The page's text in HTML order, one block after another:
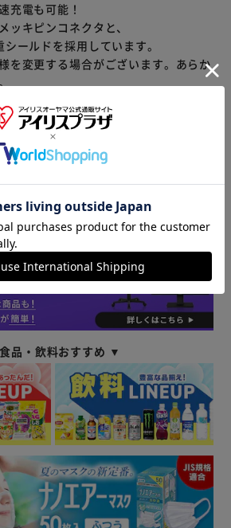
充電も可能！
ッキピンコネクタと、
ールドを採用しています。
を変更する場合がございます。あらか
ス会員にご登録していただくと
得にご購入いただけます！
品・飲料おすすめ ▼